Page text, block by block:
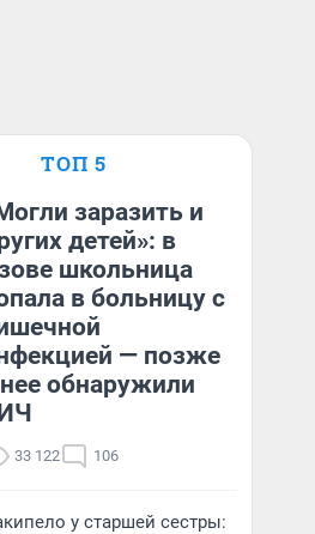
ТОП 5
заразить и
детей»: в
школьница
в больницу с
— позже
обнаружили
33 122 106
у старшей сестры: